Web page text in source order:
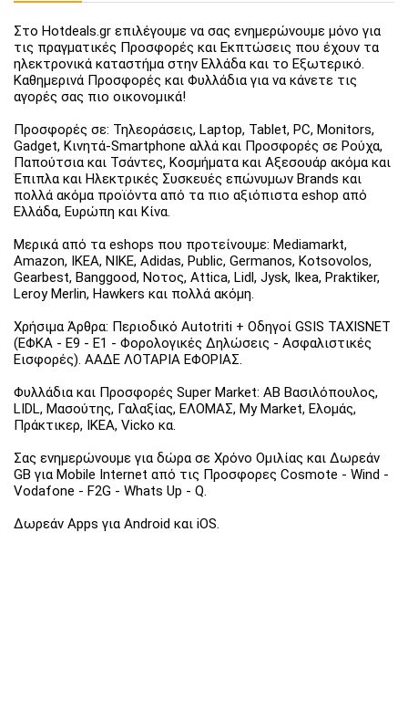
Στο Hotdeals.gr επιλέγουμε να σας ενημερώνουμε μόνο για
τις πραγματικές Προσφορές και Εκπτώσεις που έχουν τα
ηλεκτρονικά καταστήμα στην Ελλάδα και το Εξωτερικό.
Καθημερινά Προσφορές και Φυλλάδια για να κάνετε τις
αγορές σας πιο οικονομικά!
Προσφορές σε: Τηλεοράσεις, Laptop, Tablet, PC, Monitors,
Gadget, Κινητά-Smartphone αλλά και Προσφορές σε Ρούχα,
Παπούτσια και Τσάντες, Κοσμήματα και Αξεσουάρ ακόμα και
Έπιπλα και Ηλεκτρικές Συσκευές επώνυμων Brands και
πολλά ακόμα προϊόντα από τα πιο αξιόπιστα eshop από
Ελλάδα, Ευρώπη και Κίνα.
Μερικά από τα eshops που προτείνουμε: Mediamarkt,
Amazon, IKEA, NIKE, Adidas, Public, Germanos, Kotsovolos,
Gearbest, Banggood, Νοτος, Attica, Lidl, Jysk, Ikea, Praktiker,
Leroy Merlin, Hawkers και πολλά ακόμη.
Χρήσιμα Άρθρα: Περιοδικό Autotriti + Οδηγοί GSIS TAXISNET
(ΕΦΚΑ - Ε9 - Ε1 - Φορολογικές Δηλώσεις - Ασφαλιστικές
Εισφορές). ΑΑΔΕ ΛΟΤΑΡΙΑ ΕΦΟΡΙΑΣ.
Φυλλάδια και Προσφορές Super Market: ΑΒ Βασιλόπουλος,
LIDL, Μασούτης, Γαλαξίας, ΕΛΟΜΑΣ, My Market, Ελομάς,
Πράκτικερ, ΙΚΕΑ, Vicko κα.
Σας ενημερώνουμε για δώρα σε Χρόνο Ομιλίας και Δωρεάν
GB για Mobile Internet από τις Προσφορες Cosmote - Wind -
Vodafone - F2G - Whats Up - Q.
Δωρεάν Apps για Android και iOS.